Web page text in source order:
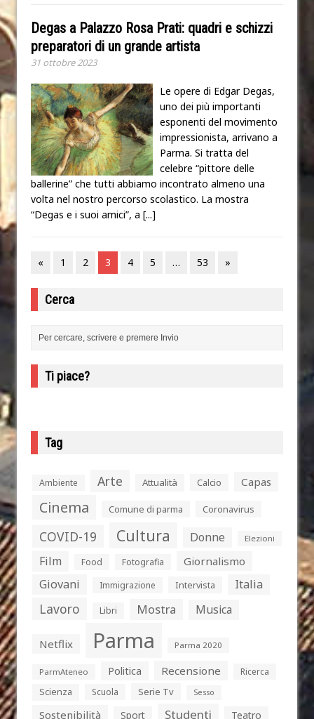
Degas a Palazzo Rosa Prati: quadri e schizzi
preparatori di un grande artista
31 ottobre 2023
Le opere di Edgar Degas,
uno dei più importanti
esponenti del movimento
impressionista, arrivano a
Parma. Si tratta del
celebre “pittore delle
ballerine” che tutti abbiamo incontrato almeno una
volta nel nostro percorso scolastico. La mostra
“Degas e i suoi amici”, a [...]
« 1 2 3 4 5 … 53 »
Cerca
Ti piace?
Tag
Ambiente Arte Attualità Calcio Capas
Cinema Comune di parma Coronavirus
COVID-19 Cultura Donne Elezioni
Film Food Fotografia Giornalismo
Giovani Immigrazione Intervista Italia
Lavoro Libri Mostra Musica
Netflix Parma Parma 2020
ParmAteneo Politica Recensione
Ricerca
Scienza
Scuola Serie Tv Sesso
Sostenibilità Sport Studenti Teatro